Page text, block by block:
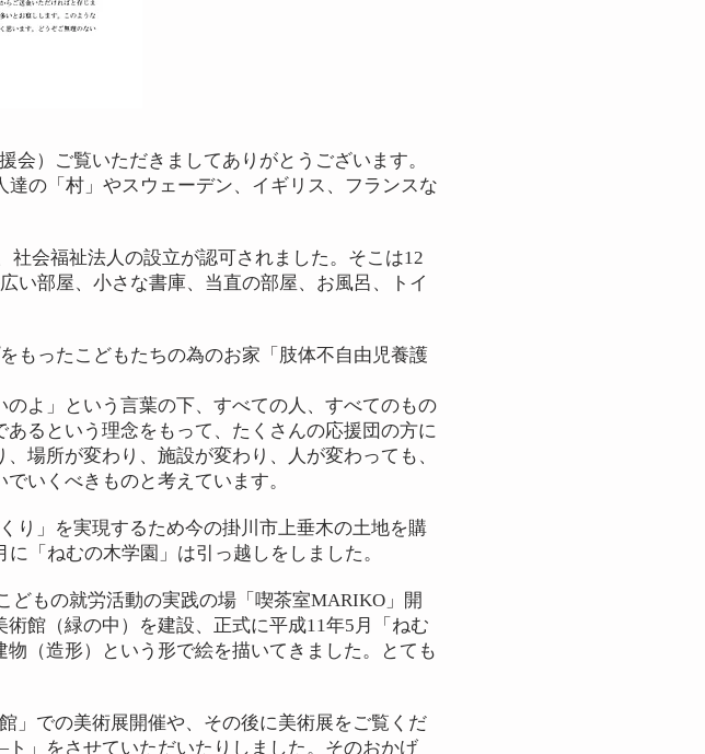
）ご覧いただきましてありがとうございます。
の「村」やスウェーデン、イギリス、フランスな
社会福祉法人の設立が認可されました。そこは12
い部屋、小さな書庫、当直の部屋、お風呂、トイ
もったこどもたちの為のお家「肢体不自由児養護
よ」という言葉の下、すべての人、すべてのもの
るという理念をもって、たくさんの応援団の方に
場所が変わり、施設が変わり、人が変わっても、
いくべきものと考えています。
り」を実現するため今の掛川市上垂木の土地を購
「ねむの木学園」は引っ越しをしました。
どもの就労活動の実践の場「喫茶室MARIKO」開
館（緑の中）を建設、正式に平成11年5月「ねむ
（造形）という形で絵を描いてきました。とても
」での美術展開催や、その後に美術展をご覧くだ
」をさせていただいたりしました。そのおかげ